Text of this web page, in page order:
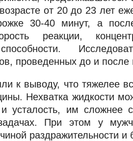
от 20 до 23 лет
30-40 минут, а
реакции,
проведенных до и после
к выводу, что тяжелее
Нехватка жидкости
усталость, им сложнее
При этом у
раздражительности и